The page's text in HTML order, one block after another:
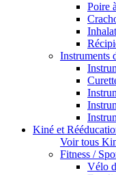
Poire
Instruments
Kiné et
Voir tous
Fitness /
Vélo